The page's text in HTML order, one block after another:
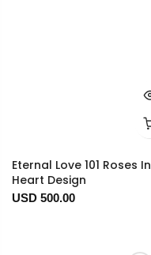
Eternal Love 101 Roses In
Heart Design
USD 500.00